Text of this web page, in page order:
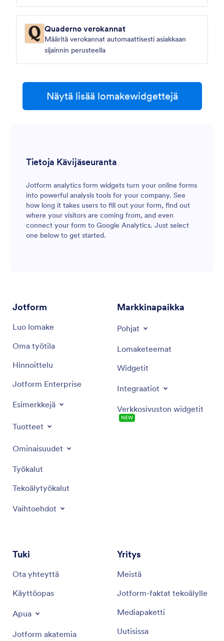
Quaderno verokannat
Määritä verokannat automaattisesti asiakkaan
sijainnin perusteella
Näytä lisää lomakewidgettejä
Tietoja Kävijäseuranta
Jotform analytics form widgets turn your online forms
into powerful analysis tools for your company. See
how long it takes users to fill out your form, find out
where your visitors are coming from, and even
connect your form to Google Analytics. Just select
one below to get started.
Jotform
Luo lomake
Oma työtila
Hinnoittelu
Jotform Enterprise
Esimerkkejä
Tuotteet
Ominaisuudet
Työkalut
Tekoälytyökalut
Vaihtoehdot
Markkinapaikka
Pohjat
Lomaketeemat
Widgetit
Integraatiot
Verkkosivuston widgetit
NEW
Tuki
Ota yhteyttä
Käyttöopas
Apua
Jotform akatemia
Yritys
Meistä
Jotform-faktat tekoälylle
Mediapaketti
Uutisissa